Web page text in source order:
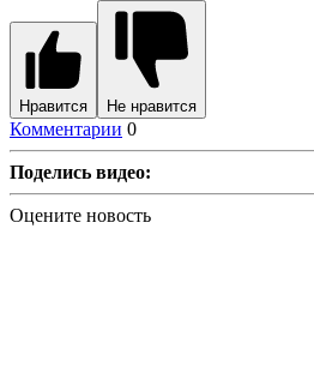
Нравится Не нравится
Комментарии 0
Поделись видео:
Оцените новость